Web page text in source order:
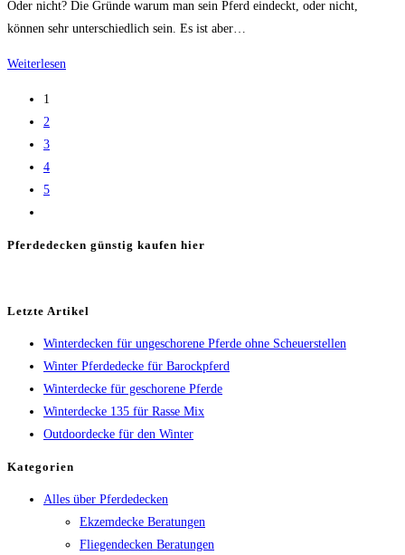
Oder nicht? Die Gründe warum man sein Pferd eindeckt, oder nicht,
können sehr unterschiedlich sein. Es ist aber…
Weiterlesen
1
2
3
4
5
Pferdedecken günstig kaufen hier
Letzte Artikel
Winterdecken für ungeschorene Pferde ohne Scheuerstellen
Winter Pferdedecke für Barockpferd
Winterdecke für geschorene Pferde
Winterdecke 135 für Rasse Mix
Outdoordecke für den Winter
Kategorien
Alles über Pferdedecken
Ekzemdecke Beratungen
Fliegendecken Beratungen